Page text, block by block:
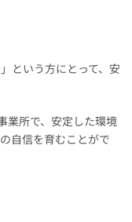
という方にとって、安
業所で、安定した環境
自信を育むことがで